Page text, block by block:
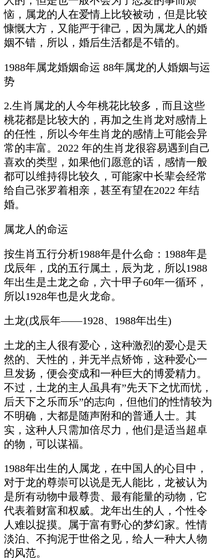
恼，属龙的人在爱情上比较被动，但是比较
慷慨大方，又能严于律己，因为属龙人的婚
姻不错，所以，婚后生活都是不错的。
1988年属龙婚姻命运 88年属龙的人婚姻与运
势
2.生肖属龙的人今年桃花比较多，而且这些
桃花都是比较大的，再加之生肖龙对感情上
的任性，所以今年生肖龙的感情上可能会异
常的丰富。2022 年的生肖龙很容易遇到自己
喜欢的类型，如果他们愿意的话，感情一般
都可以维持得比较久，可能家中长辈会经常
给自己张罗着相亲，甚至有望在2022 年结
婚。
属龙人的命运
按生肖五行分析1988年是什么命：1988年是
戊辰年，戊的五行属土，辰为龙，所以1988
年出生是土龙之命，六十甲子60年一循环，
所以1928年也是火龙命。
土龙(戊辰年——1928、1988年出生)
土龙的主人很有爱心，这种激烈的爱心是天
然的、天性的，并无半点矫饰，这种爱心一
旦发扬，便会变成和一种巨大的博爱精力。
不过，土龙的主人虽具有”先天下之忧而忧，
后天下之乐而乐”的志向，但他们的性情较为
不明确，大都是随声附和的普通人士。其
实，这种人只需加倍尽力，他们是适当超卓
的物，可以谋福。
1988年出生的人属龙，在中国人的心目中，
对于龙的尊崇可以说是无人能比，龙被认为
是所有动物中最尊贵、最有能量的动物，它
代表着财富和权威。龙年出生的人，个性令
人难以捉摸。属于富有野心的梦幻家。性情
淡泊、不拘泥于世俗之见，给人一种大人物
的风范。